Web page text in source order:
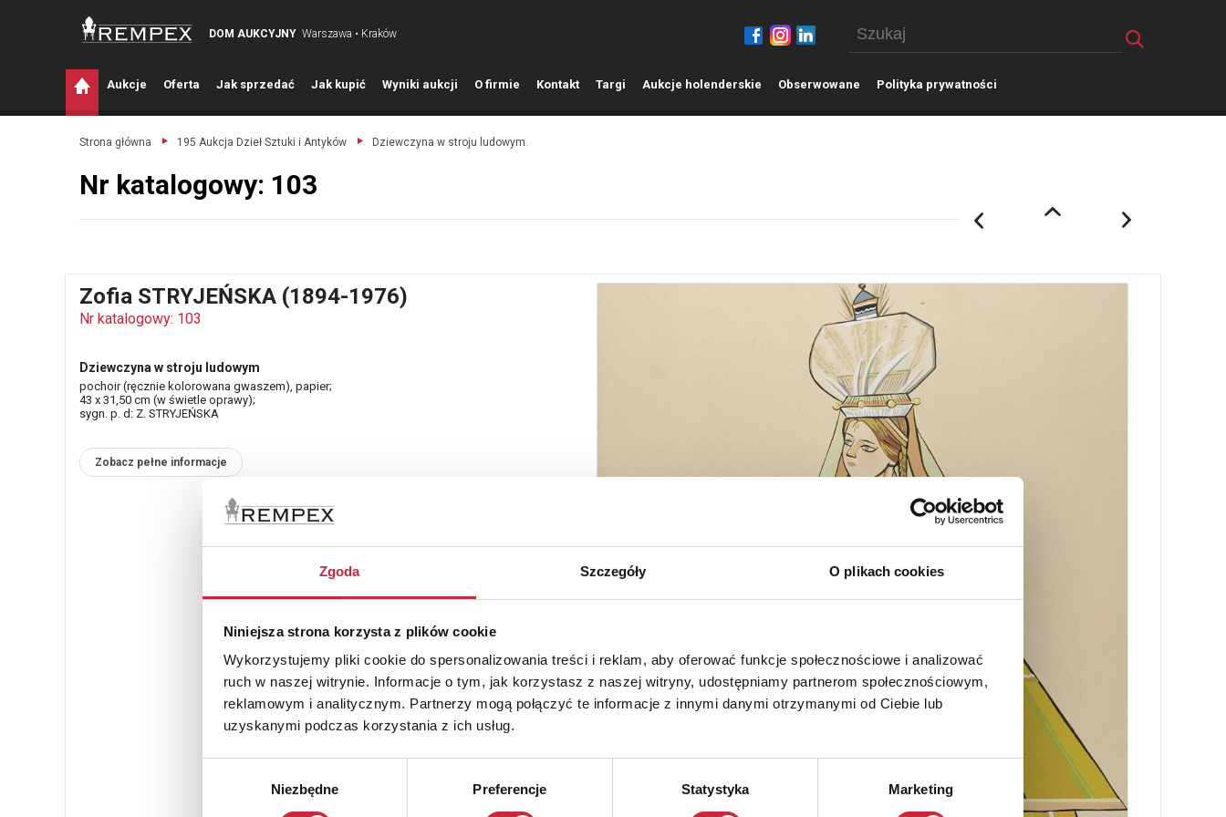
Zgoda Szczegóły O plikach cookies
Niniejsza strona korzysta z plików cookie
Wykorzystujemy pliki cookie do spersonalizowania treści i reklam, aby oferować funkcje społecznościowe i analizować
ruch w naszej witrynie. Informacje o tym, jak korzystasz z naszej witryny, udostępniamy partnerom społecznościowym,
reklamowym i analitycznym. Partnerzy mogą połączyć te informacje z innymi danymi otrzymanymi od Ciebie lub
uzyskanymi podczas korzystania z ich usług.
Niezbędne Preferencje Statystyka Marketing
DOM AUKCYJNY Warszawa • Kraków
Aukcje Oferta Jak sprzedać Jak kupić Wyniki aukcji O firmie Kontakt Targi Aukcje holenderskie Obserwowane Polityka prywatności
Strona główna 195 Aukcja Dzieł Sztuki i Antyków Dziewczyna w stroju ludowym.
Nr katalogowy: 103
Zofia STRYJEŃSKA (1894-1976)
Nr katalogowy: 103
Dziewczyna w stroju ludowym
pochoir (ręcznie kolorowana gwaszem), papier;
43 x 31,50 cm (w świetle oprawy);
sygn. p. d: Z. STRYJEŃSKA
Zobacz pełne informacje